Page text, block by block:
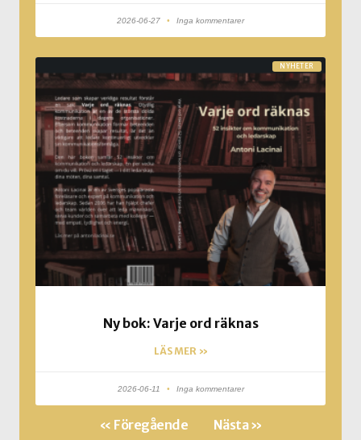
2026-06-27 Inga kommentarer
NYHETER
Ny bok: Varje ord räknas
LÄS MER »
2026-06-11 Inga kommentarer
« Föregående Nästa »